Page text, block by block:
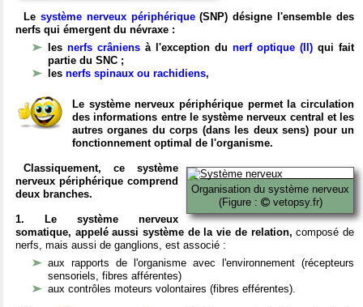
Le système nerveux périphérique(SNP) désigne l'ensemble des
nerfs qui émergent du névraxe :
les nerfs crâniens à l'exception du nerf optique (II) qui fait
partie du SNC ;
les nerfs spinaux ou rachidiens,
Le système nerveux périphérique permet la circulation
des informations entre le système nerveux central et les
autres organes du corps (dans les deux sens) pour un
fonctionnement optimal de l'organisme.
Organisation du système nerveux
(Figure :
vetopsy.fr)
Classiquement, ce système
nerveux périphérique comprend
deux branches.
1. Le système nerveux
somatique, appelé aussi système de la vie de relation, composé de
nerfs, mais aussi de ganglions, est associé :
aux rapports de l'organisme avec l'environnement (récepteurs
sensoriels, fibres afférentes)
aux contrôles moteurs volontaires (fibres efférentes).